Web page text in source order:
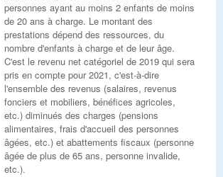
personnes ayant au moins 2 enfants de moins
de 20 ans à charge. Le montant des
prestations dépend des ressources, du
nombre d'enfants à charge et de leur âge.
C'est le revenu net catégoriel de 2019 qui sera
pris en compte pour 2021, c'est-à-dire
l'ensemble des revenus (salaires, revenus
fonciers et mobiliers, bénéfices agricoles,
etc.) diminués des charges (pensions
alimentaires, frais d'accueil des personnes
âgées, etc.) et abattements fiscaux (personne
âgée de plus de 65 ans, personne invalide,
etc.).